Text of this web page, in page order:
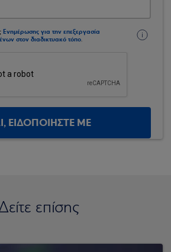
Ενημέρωσης για την επεξεργασία
στον διαδικτυακό τόπο.
ΕΙΔΟΠΟΙΗΣΤΕ ΜΕ
επίσης